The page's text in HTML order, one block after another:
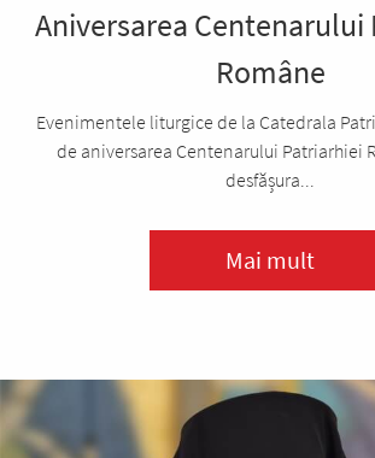
Aniversarea Centenarului
Române
Evenimentele liturgice de la Catedrala
de aniversarea Centenarului Patriarhiei
desfășura...
Mai mult